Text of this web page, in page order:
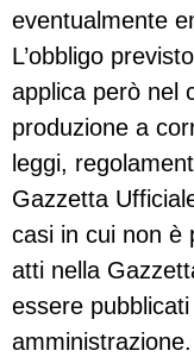
eventualmente
L’obbligo
applica però nel
produzione a
leggi,
Gazzetta
casi in cui non è
atti nella
essere